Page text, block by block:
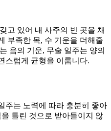
고 있어 내 사주의 빈 곳을 채
부족한 목, 수 기운을 더해줄
음의 기운, 무술 일주는 양의
스럽게 균형을 이룹니다.
주는 노력에 따라 충분히 좋아
틀린 것으로 받아들이지 않